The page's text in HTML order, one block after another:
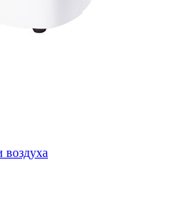
воздуха